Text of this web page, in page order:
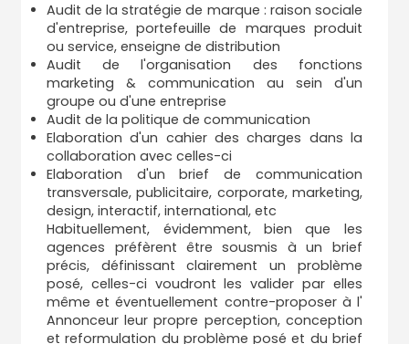
Audit de la stratégie de marque : raison sociale
d'entreprise, portefeuille de marques produit
ou service, enseigne de distribution
Audit de l'organisation des fonctions
marketing & communication au sein d'un
groupe ou d'une entreprise
Audit de la politique de communication
Elaboration d'un cahier des charges dans la
collaboration avec celles-ci
Elaboration d'un brief de communication
transversale, publicitaire, corporate, marketing,
design, interactif, international, etc
Habituellement, évidemment, bien que les
agences préfèrent être sousmis à un brief
précis, définissant clairement un problème
posé, celles-ci voudront les valider par elles
même et éventuellement contre-proposer à l'
Annonceur leur propre perception, conception
et reformulation du problème posé et du brief